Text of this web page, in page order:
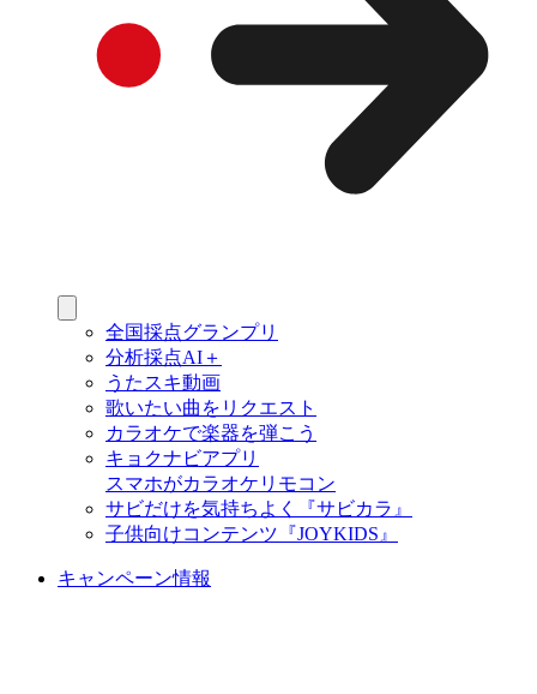
全国採点グランプリ
分析採点AI＋
うたスキ動画
歌いたい曲をリクエスト
カラオケで楽器を弾こう
キョクナビアプリ
スマホがカラオケリモコン
サビだけを気持ちよく『サビカラ』
子供向けコンテンツ『JOYKIDS』
キャンペーン情報